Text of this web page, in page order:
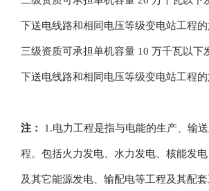
下送电线路和相同电压等级变电站工程的
三级资质可承担单机容量 10 万千瓦以下
下送电线路和相同电压等级变电站工程的
注： 1.电力工程是指与电能的生产、输
程。包括火力发电、水力发电、核能发
及其它能源发电、输配电等工程及其配